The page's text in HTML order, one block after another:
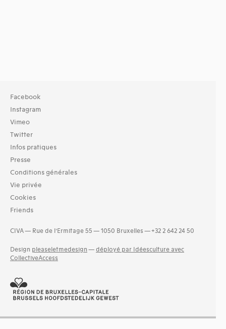
Facebook
Instagram
Vimeo
Twitter
Infos pratiques
Presse
Conditions générales
Vie privée
Cookies
Friends
CIVA — Rue de l’Ermitage 55 — 1050 Bruxelles — +32 2 642 24 50
Design pleaseletmedesign — déployé par Idéesculture avec
CollectiveAccess